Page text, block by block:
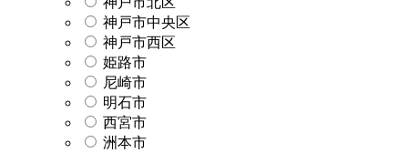
神戸市中央区
神戸市西区
姫路市
尼崎市
明石市
西宮市
洲本市